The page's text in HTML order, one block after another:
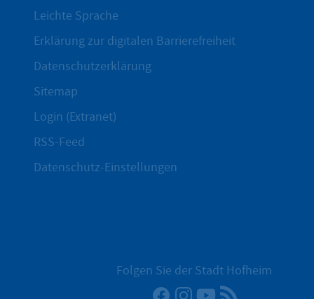
Leichte Sprache
Erklärung zur digitalen Barrierefreiheit
Datenschutzerklärung
Sitemap
Login (Extranet)
RSS-Feed
Datenschutz-Einstellungen
Folgen Sie der Stadt Hofheim
Facebook
Instagram
YouTube